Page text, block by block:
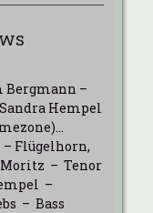
Bergmann –
Hempel
Flügelhorn,
– Tenor
–
– Bass